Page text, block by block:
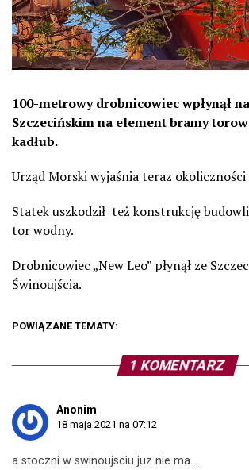
100-metrowy drobnicowiec wpłynął
Szczecińskim na element bramy
kadłub.
Urząd Morski wyjaśnia teraz
Statek uszkodził też konstrukcję
tor wodny.
Drobnicowiec „New Leo” płynął ze
Świnoujścia.
POWIĄZANE TEMATY:
1 KOMENTARZ
Anonim
18 maja 2021 na 07:12
a stoczni w swinoujsciu juz nie ma….